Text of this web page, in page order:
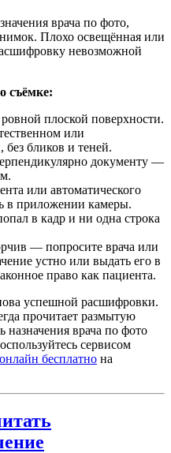
врача по фото,
Плохо освещённая или
невозможной
съёмке:
плоской поверхности.
или
бликов и теней.
документу —
или автоматического
в приложении камеры.
в кадр и ни одна строка
— попросите врача или
устно или выдать его в
право как пациента.
успешной расшифровки.
прочитает размытую
врача по фото
сервисом
бесплатно на